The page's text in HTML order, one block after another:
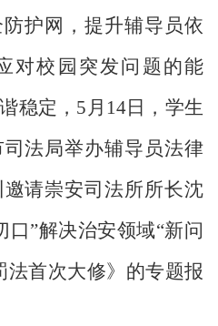
护网，提升辅导员依
对校园突发问题的能
稳定， 5月14日，学生
法局举办辅导员法律
请崇安司法所所长沈
口”解决治安领域“新问
首次大修》的专题报